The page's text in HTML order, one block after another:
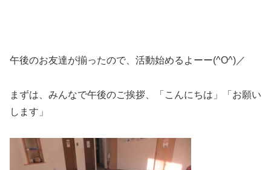
午後のお友達が揃ったので、活動始めるよーー(^O^)／
まずは、みんなで午後のご挨拶、「こんにちは」「お願い
します」